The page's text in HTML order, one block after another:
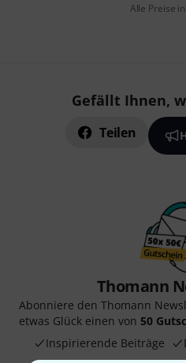
Alle Preise
Gefällt Ihnen,
Teilen
Thomann
Abonniere den Thomann
etwas Glück einen von 50
Inspirierende Beiträge